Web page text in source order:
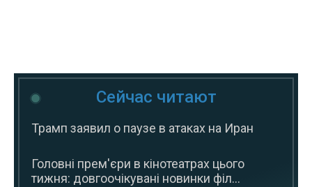
Сейчас читают
Трамп заявил о паузе в атаках на Иран
Головні прем'єри в кінотеатрах цього
тижня: довгоочікувані новинки філ...